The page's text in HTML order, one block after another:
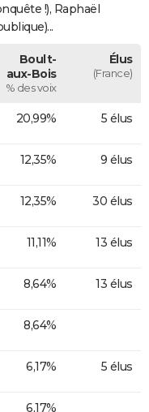
!), Raphaël
Boult-
aux-Bois
% des voix
Élus
(France)
20,99% 5 élus
12,35% 9 élus
12,35% 30 élus
11,11% 13 élus
8,64% 13 élus
8,64%
6,17% 5 élus
6,17%